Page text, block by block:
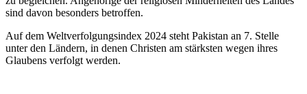
sind davon besonders betroffen.
Auf dem Weltverfolgungsindex 2024 steht Pakistan an 7. Stelle
unter den Ländern, in denen Christen am stärksten wegen ihres
Glaubens verfolgt werden.